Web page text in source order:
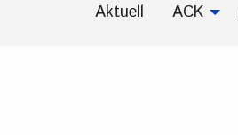
Aktuell ACK